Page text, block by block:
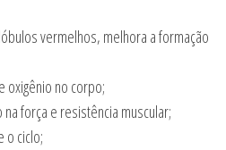
vermelhos, melhora a formação
oxigênio no corpo;
na força e resistência muscular;
o ciclo;